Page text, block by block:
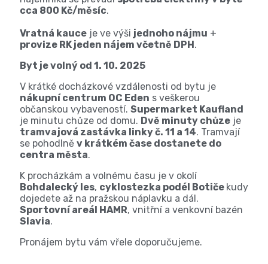
cca 800 Kč/měsíc.
Vratná kauce je ve výši jednoho nájmu +
provize RK jeden nájem včetně DPH.
Byt je volný od 1. 10. 2025
V krátké docházkové vzdálenosti od bytu je
nákupní centrum OC Eden s veškerou
občanskou vybaveností. Supermarket Kaufland
je minutu chůze od domu. Dvě minuty chůze je
tramvajová zastávka linky č. 11 a 14. Tramvají
se pohodlně v krátkém čase dostanete do
centra města.
K procházkám a volnému času je v okolí
Bohdalecký les, cyklostezka podél Botiče kudy
dojedete až na pražskou náplavku a dál.
Sportovní areál HAMR, vnitřní a venkovní bazén
Slavia.
Pronájem bytu vám vřele doporučujeme.